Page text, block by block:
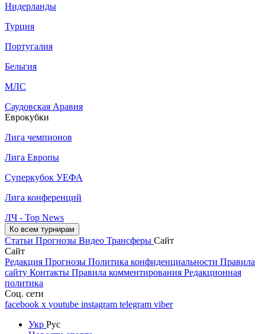
Нидерланды
Турция
Португалия
Бельгия
МЛС
Саудовская Аравия
Еврокубки
Лига чемпионов
Лига Европы
Суперкубок УЕФА
Лига конференций
ЛЧ - Top News
Ко всем турнирам
Статьи Прогнозы Видео Трансферы Сайт
Сайт
Редакция Прогнозы Политика конфиденциальности Правила
сайту Контакты Правила комментирования Редакционная
политика
Соц. сети
facebook x youtube instagram telegram viber
Укр Рус